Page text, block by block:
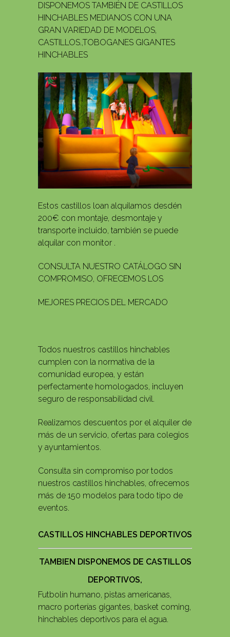
DISPONEMOS TAMBIÉN DE CASTILLOS
HINCHABLES MEDIANOS CON UNA
GRAN VARIEDAD DE MODELOS,
CASTILLOS.,TOBOGANES GIGANTES
HINCHABLES
Estos castillos loan alquilamos desdén
200€ con montaje, desmontaje y
transporte incluido, también se puede
alquilar con monitor .
CONSULTA NUESTRO CATÁLOGO SIN
COMPROMISO, OFRECEMOS LOS
MEJORES PRECIOS DEL MERCADO
Todos nuestros castillos hinchables
cumplen con la normativa de la
comunidad europea, y están
perfectamente homologados, incluyen
seguro de responsabilidad civil.
Realizamos descuentos por el alquiler de
más de un servicio, ofertas para colegios
y ayuntamientos.
Consulta sin compromiso por todos
nuestros castillos hinchables, ofrecemos
más de 150 modelos para todo tipo de
eventos.
CASTILLOS HINCHABLES DEPORTIVOS
TAMBIEN DISPONEMOS DE CASTILLOS
DEPORTIVOS,
Futbolín humano, pistas americanas,
macro porterías gigantes, basket coming,
hinchables deportivos para el agua.